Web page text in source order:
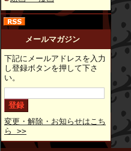
メールマガジン
下記にメールアドレスを入力
し登録ボタンを押して下さ
い。
変更・解除・お知らせはこち
ら >>